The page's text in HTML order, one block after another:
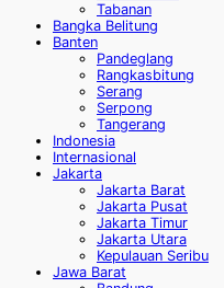
Tabanan
Bangka Belitung
Banten
Pandeglang
Rangkasbitung
Serang
Serpong
Tangerang
Indonesia
Internasional
Jakarta
Jakarta Barat
Jakarta Pusat
Jakarta Timur
Jakarta Utara
Kepulauan Seribu
Jawa Barat